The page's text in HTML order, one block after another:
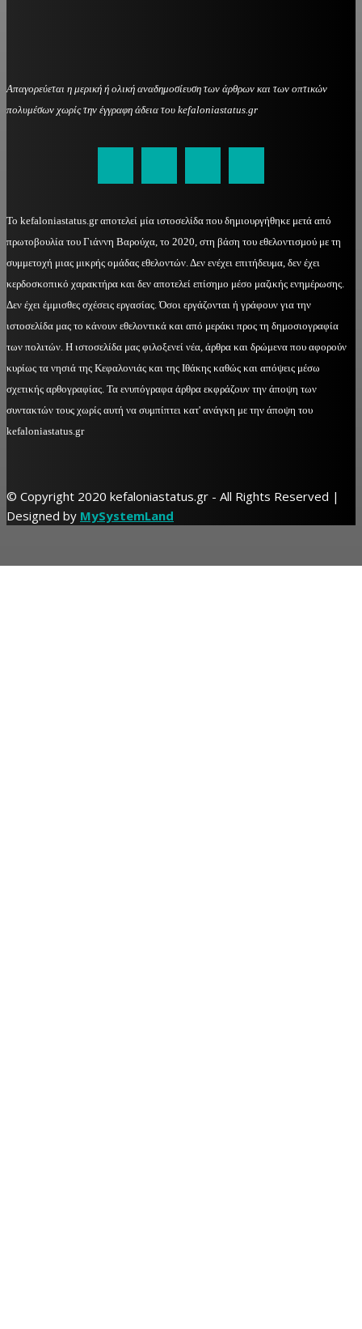
Απαγορεύεται η μερική ή ολική αναδημοσίευση των άρθρων και των οπτικών
πολυμέσων χωρίς την έγγραφη άδεια του kefaloniastatus.gr
Το kefaloniastatus.gr αποτελεί μία ιστοσελίδα που δημιουργήθηκε μετά από
πρωτοβουλία του Γιάννη Βαρούχα, το 2020, στη βάση του εθελοντισμού με τη
συμμετοχή μιας μικρής ομάδας εθελοντών. Δεν ενέχει επιτήδευμα, δεν έχει
κερδοσκοπικό χαρακτήρα και δεν αποτελεί επίσημο μέσο μαζικής ενημέρωσης.
Δεν έχει έμμισθες σχέσεις εργασίας. Όσοι εργάζονται ή γράφουν για την
ιστοσελίδα μας το κάνουν εθελοντικά και από μεράκι προς τη δημοσιογραφία
των πολιτών. Η ιστοσελίδα μας φιλοξενεί νέα, άρθρα και δρώμενα που αφορούν
κυρίως τα νησιά της Κεφαλονιάς και της Ιθάκης καθώς και απόψεις μέσω
σχετικής αρθογραφίας. Τα ενυπόγραφα άρθρα εκφράζουν την άποψη των
συντακτών τους χωρίς αυτή να συμπίπτει κατ' ανάγκη με την άποψη του
kefaloniastatus.gr
© Copyright 2020 kefaloniastatus.gr - All Rights Reserved |
Designed by MySystemLand